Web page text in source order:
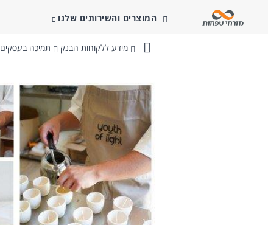
המוצרים והשירותים שלנו
מידע ללקוחות הבנק תמיכה בעסקים